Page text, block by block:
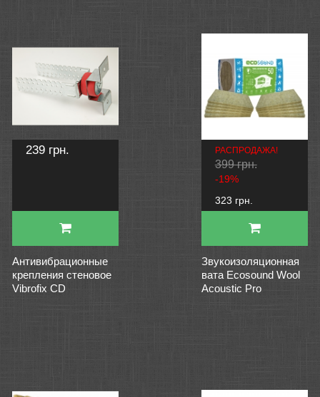
239 грн.
Антивибрационные
крепления стеновое
Vibrofix CD
РАСПРОДАЖА!
399 грн.
-19%
323 грн.
Звукоизоляционная
вата Ecosound Wool
Acoustic Pro